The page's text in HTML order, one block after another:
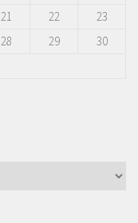
21 22
23
28 29
30